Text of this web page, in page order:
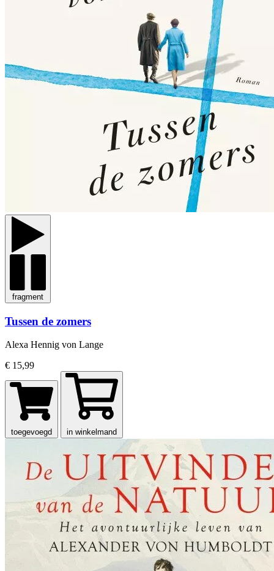
fragment
Tussen de zomers
Alexa Hennig von Lange
€ 15,99
toegevoegd in winkelmand